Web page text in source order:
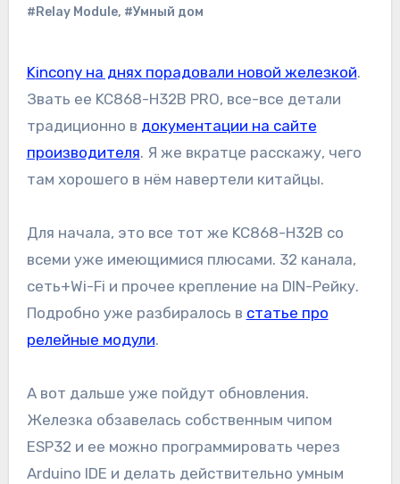
#Relay Module, #Умный дом
Kincony на днях порадовали новой железкой.
Звать ее KC868-H32B PRO, все-все детали
традиционно в документации на сайте
производителя. Я же вкратце расскажу, чего
там хорошего в нём навертели китайцы.
Для начала, это все тот же KC868-H32B со
всеми уже имеющимися плюсами. 32 канала,
сеть+Wi-Fi и прочее крепление на DIN-Рейку.
Подробно уже разбиралось в статье про
релейные модули.
А вот дальше уже пойдут обновления.
Железка обзавелась собственным чипом
ESP32 и ее можно программировать через
Arduino IDE и делать действительно умным